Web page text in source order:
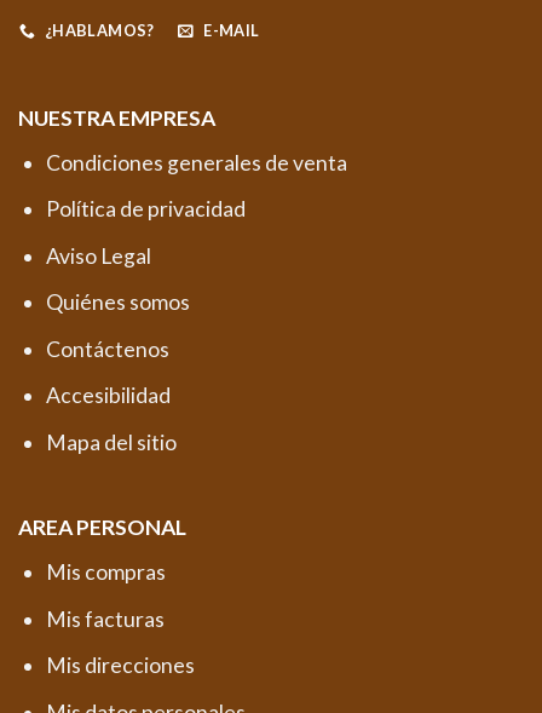
¿HABLAMOS? E-MAIL
NUESTRA EMPRESA
Condiciones generales de venta
Política de privacidad
Aviso Legal
Quiénes somos
Contáctenos
Accesibilidad
Mapa del sitio
AREA PERSONAL
Mis compras
Mis facturas
Mis direcciones